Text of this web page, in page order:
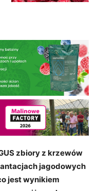
zbiory z krzewów
jagodowych
jest wynikiem